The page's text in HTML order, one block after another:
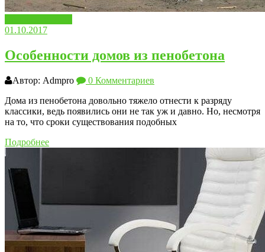
01.10.2017
Особенности домов из пенобетона
Автор: Admpro
0 Комментариев
Дома из пенобетона довольно тяжело отнести к разряду
классики, ведь появились они не так уж и давно. Но, несмотря
на то, что сроки существования подобных
Подробнее